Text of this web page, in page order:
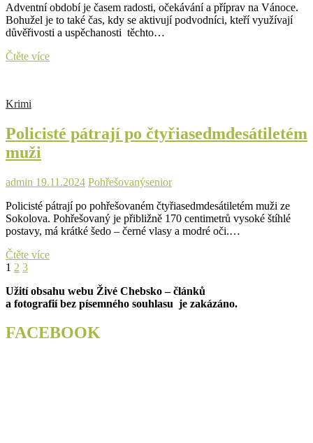
Adventní období je časem radosti, očekávání a příprav na Vánoce.
Bohužel je to také čas, kdy se aktivují podvodníci, kteří využívají
důvěřivosti a uspěchanosti těchto…
Čtěte víceChraňte
zaměřen
především
Krimi
Policisté pátrají po čtyřiasedmdesátiletém
muži
admin 19.11.2024 Pohřešovanýsenior
Policisté pátrají po pohřešovaném čtyřiasedmdesátiletém muži ze
Sokolova. Pohřešovaný je přibližně 170 centimetrů vysoké štíhlé
postavy, má krátké šedo – černé vlasy a modré oči.…
Čtěte vícePolicisté
čtyřiasedmdesátiletém
muži
Stránkování
příspěvků
Page
1 Page
2 Page
3Next
Užití obsahu webu Živé Chebsko – článků
a fotografií bez písemného souhlasu je zakázáno.
FACEBOOK